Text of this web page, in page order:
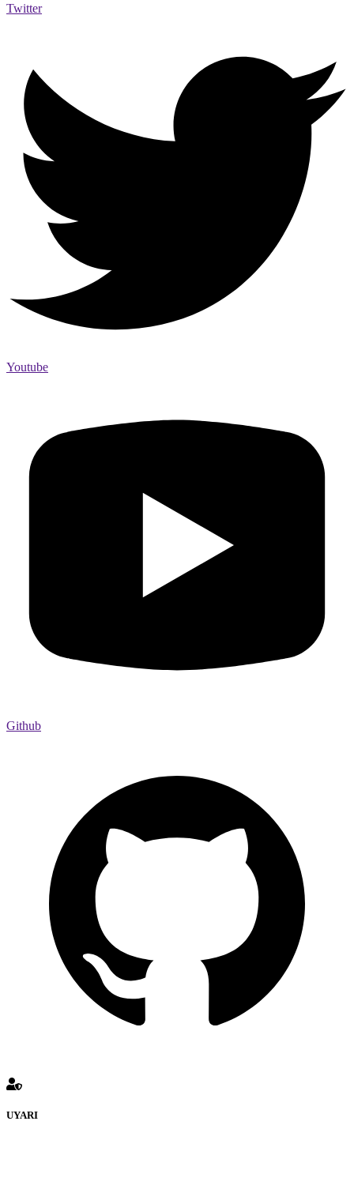
Twitter
Youtube
Github
UYARI